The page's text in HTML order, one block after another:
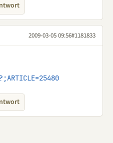
2009-03-05 09:56#1181833